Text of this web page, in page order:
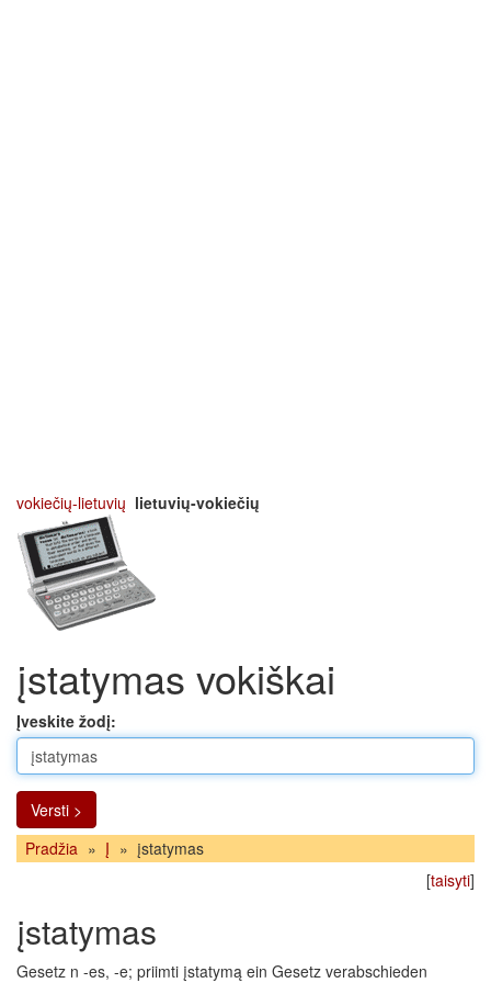
vokiečių-lietuvių lietuvių-vokiečių
įstatymas vokiškai
Įveskite žodį:
Versti >
Pradžia » Į » įstatymas
[taisyti]
įstatymas
Gesetz n -es, -e; priimti įstatymą ein Gesetz verabschieden